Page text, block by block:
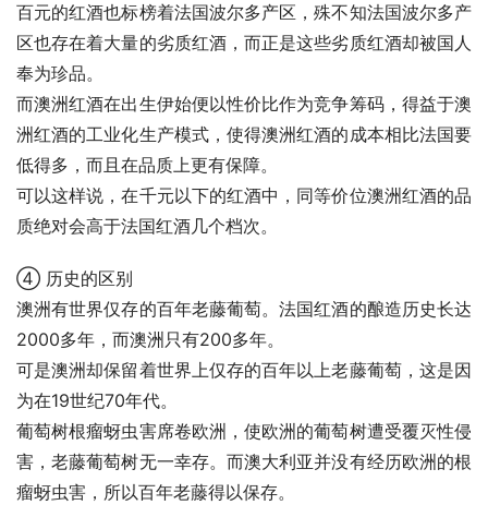
百元的红酒也标榜着法国波尔多产区，殊不知法国波尔多产
区也存在着大量的劣质红酒，而正是这些劣质红酒却被国人
奉为珍品。
而澳洲红酒在出生伊始便以性价比作为竞争筹码，得益于澳
洲红酒的工业化生产模式，使得澳洲红酒的成本相比法国要
低得多，而且在品质上更有保障。
可以这样说，在千元以下的红酒中，同等价位澳洲红酒的品
质绝对会高于法国红酒几个档次。
④ 历史的区别
澳洲有世界仅存的百年老藤葡萄。法国红酒的酿造历史长达
2000多年，而澳洲只有200多年。
可是澳洲却保留着世界上仅存的百年以上老藤葡萄，这是因
为在19世纪70年代。
葡萄树根瘤蚜虫害席卷欧洲，使欧洲的葡萄树遭受覆灭性侵
害，老藤葡萄树无一幸存。而澳大利亚并没有经历欧洲的根
瘤蚜虫害，所以百年老藤得以保存。